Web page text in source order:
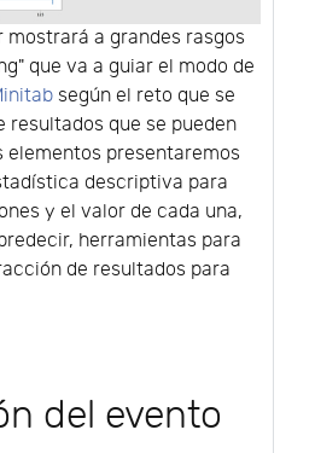
mostrará a grandes rasgos
que va a guiar el modo de
según el reto que se
resultados que se pueden
elementos presentaremos
descriptiva para
y el valor de cada una,
herramientas para
de resultados para
del evento